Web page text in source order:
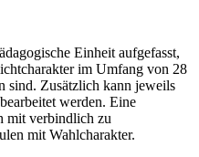
Einheit aufgefasst,
im Umfang von 28
sind. Zusätzlich kann jeweils
werden. Eine
mit verbindlich zu
mit Wahlcharakter.